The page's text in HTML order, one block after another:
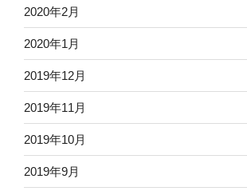
2020年2月
2020年1月
2019年12月
2019年11月
2019年10月
2019年9月